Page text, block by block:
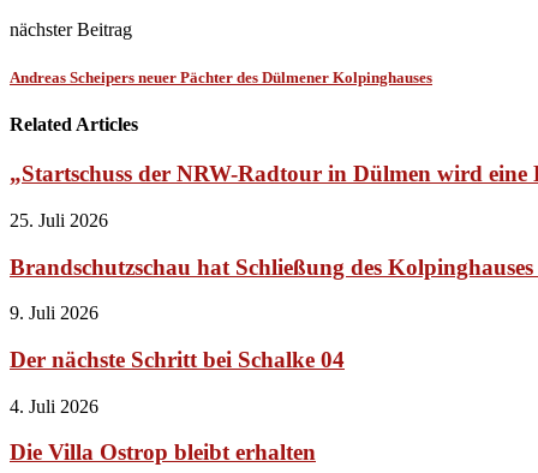
nächster Beitrag
Andreas Scheipers neuer Pächter des Dülmener Kolpinghauses
Related Articles
„Startschuss der NRW-Radtour in Dülmen wird eine
25. Juli 2026
Brandschutzschau hat Schließung des
9. Juli 2026
Der nächste Schritt bei Schalke 04
4. Juli 2026
Die Villa Ostrop bleibt erhalten